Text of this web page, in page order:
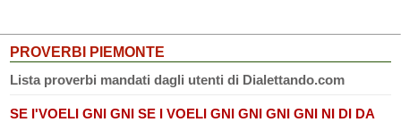
PROVERBI PIEMONTE
Lista proverbi mandati dagli utenti di Dialettando.com
SE I'VOELI GNI GNI SE I VOELI GNI GNI GNI GNI NI DI DA